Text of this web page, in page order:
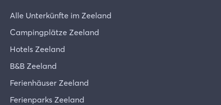
Alle Unterkünfte im Zeeland
Campingplätze Zeeland
Hotels Zeeland
B&B Zeeland
Ferienhäuser Zeeland
Ferienparks Zeeland